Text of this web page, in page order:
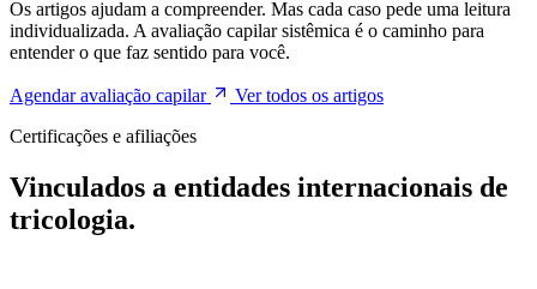
Os artigos ajudam a compreender. Mas cada caso pede uma leitura
individualizada. A avaliação capilar sistêmica é o caminho para
entender o que faz sentido para você.
Agendar avaliação capilar
Ver todos os artigos
Certificações e afiliações
Vinculados a entidades internacionais de
tricologia.